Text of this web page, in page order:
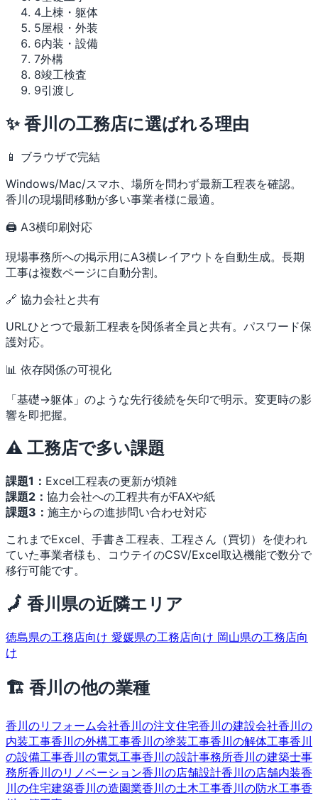
4 上棟・躯体
5屋根・外装
6内装・設備
7外構
8竣工検査
9引渡し
✨ 香川の工務店に選ばれる理由
📱 ブラウザで完結
Windows/Mac/スマホ、場所を問わず最新工程表を確認。
香川の現場間移動が多い事業者様に最適。
🖨 A3横印刷対応
現場事務所への掲示用にA3横レイアウトを自動生成。長期
工事は複数ページに自動分割。
🔗 協力会社と共有
URLひとつで最新工程表を関係者全員と共有。パスワード保
護対応。
📊 依存関係の可視化
「基礎→躯体」のような先行後続を矢印で明示。変更時の影
響を即把握。
⚠️ 工務店で多い課題
課題1： Excel工程表の更新が煩雑
課題2： 協力会社への工程共有がFAXや紙
課題3： 施主からの進捗問い合わせ対応
これまでExcel、手書き工程表、工程さん（買切）を使われ
ていた事業者様も、コウテイのCSV/Excel取込機能で数分で
移行可能です。
🗾 香川県の近隣エリア
徳島県の工務店向け 愛媛県の工務店向け 岡山県の工務店向
け
🏗 香川の他の業種
香川のリフォーム会社香川の注文住宅香川の建設会社香川の
内装工事香川の外構工事香川の塗装工事香川の解体工事香川
の設備工事香川の電気工事香川の設計事務所香川の建築士事
務所香川のリノベーション香川の店舗設計香川の店舗内装香
川の住宅建築香川の造園業香川の土木工事香川の防水工事香